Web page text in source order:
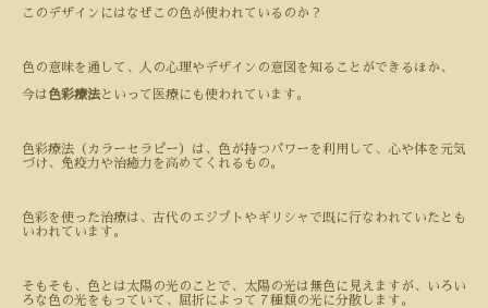
このデザインにはなぜこの色が使われているのか？
色の意味を通して、人の心理やデザインの意図を知ることができるほか、
今は色彩療法といって医療にも使われています。
色彩療法（カラーセラピー）は、色が持つパワーを利用して、心や体を元気
づけ、免疫力や治癒力を高めてくれるもの。
色彩を使った治療は、古代のエジプトやギリシャで既に行なわれていたとも
いわれています。
そもそも、色とは太陽の光のことで、太陽の光は無色に見えますが、いろい
ろな色の光をもっていて、屈折によって７種類の光に分散します。